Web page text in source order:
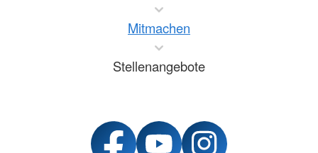
Mitmachen
Stellenangebote